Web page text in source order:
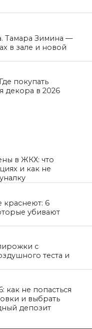
Тамара Зимина —
в зале и новой
покупать
декора в 2026
в ЖКХ: что
и как не
6
убивают
с
теста и
как не попасться
и выбрать
депозит